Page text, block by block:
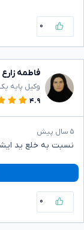
۰
فاطمه زارع
وکیل پایه
۴.۹
۵ سال پیش
نسبت به خلع ید
۰